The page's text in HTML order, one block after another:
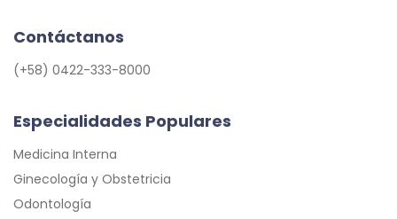
Contáctanos
(+58) 0422-333-8000
Especialidades Populares
Medicina Interna
Ginecología y Obstetricia
Odontología